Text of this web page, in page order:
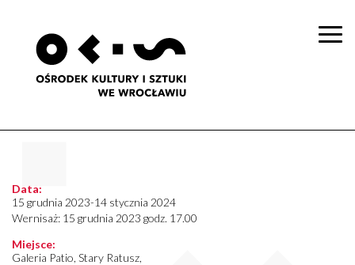
Data:
15 grudnia 2023-14 stycznia 2024
Wernisaż: 15 grudnia 2023 godz. 17.00
Miejsce:
Galeria Patio, Stary Ratusz,